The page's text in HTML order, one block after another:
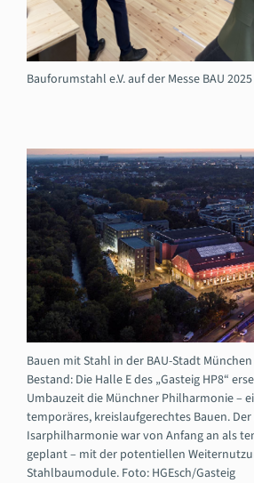
Bauforumstahl e.V. auf der Messe BAU 2025
Bauen mit Stahl in der BAU-Stadt
Bestand: Die Halle E des „Gasteig HP8“
Umbauzeit die Münchner Philharmonie –
temporäres, kreislaufgerechtes Bauen.
Isarphilharmonie war von Anfang an als
geplant – mit der potentiellen
Stahlbaumodule. Foto: HGEsch/Gasteig